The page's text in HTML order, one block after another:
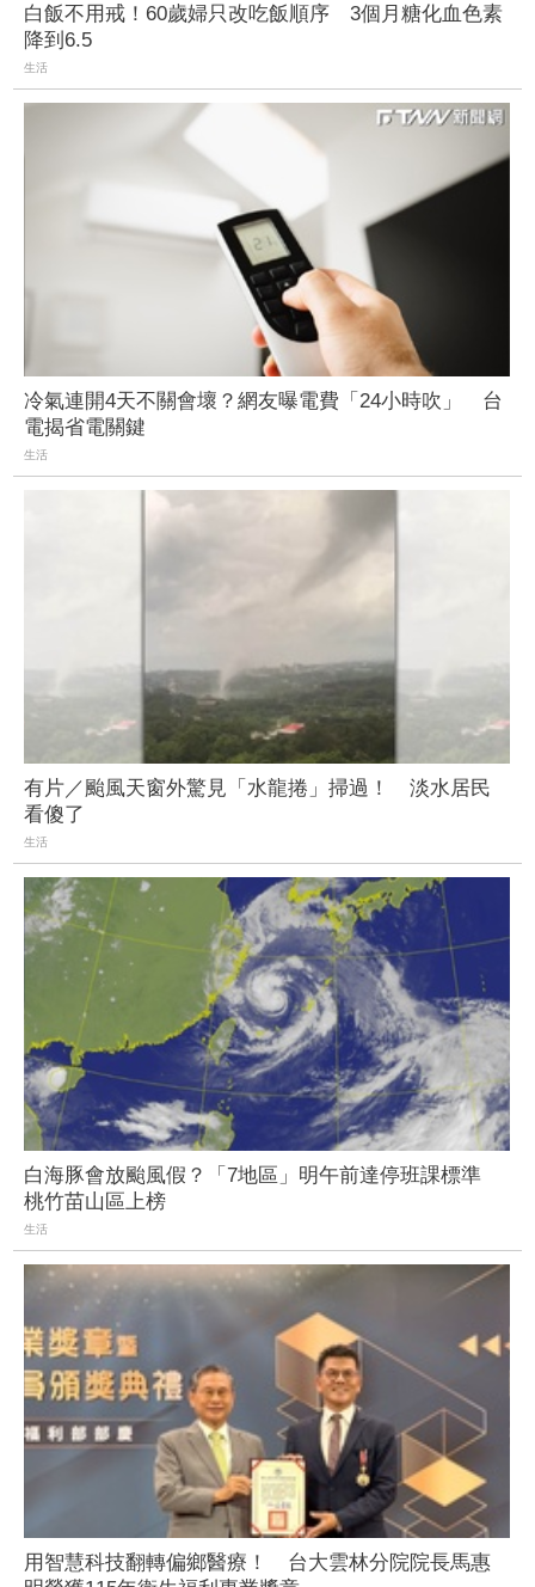
白飯不用戒！60歲婦只改吃飯順序 3個月糖化血色素
降到6.5
生活
冷氣連開4天不關會壞？網友曝電費「24小時吹」 台
電揭省電關鍵
生活
有片／颱風天窗外驚見「水龍捲」掃過！ 淡水居民
看傻了
生活
白海豚會放颱風假？「7地區」明午前達停班課標準
桃竹苗山區上榜
生活
用智慧科技翻轉偏鄉醫療！ 台大雲林分院院長馬惠